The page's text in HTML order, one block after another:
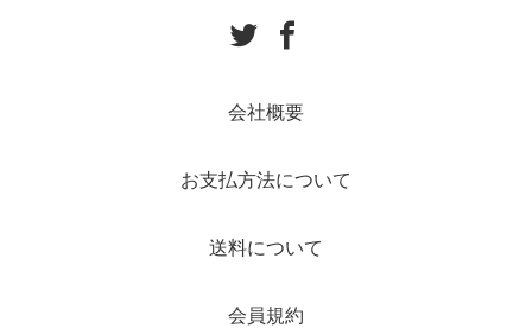
会社概要
お支払方法について
送料について
会員規約